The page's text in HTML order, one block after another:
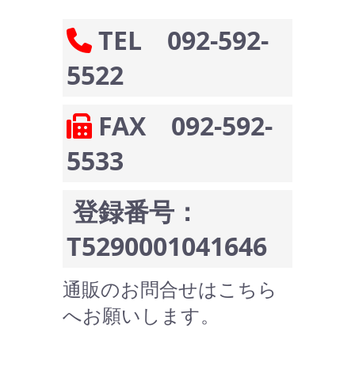
TEL 092-592-
5522
FAX 092-592-
5533
登録番号：
T5290001041646
通販のお問合せはこちら
へお願いします。